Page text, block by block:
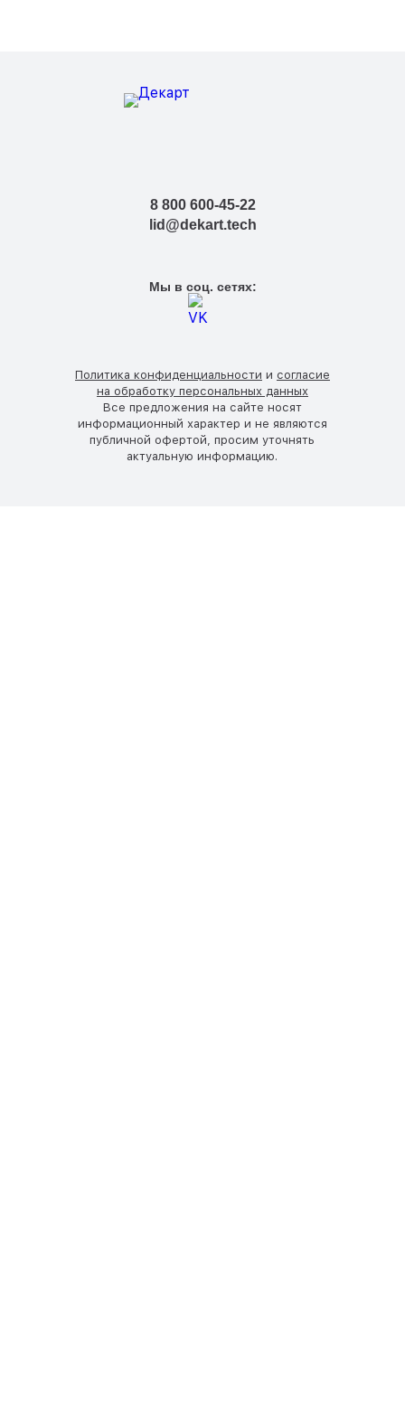
8 800 600-45-22
lid@dekart.tech
Мы в соц. сетях:
Все предложения на сайте носят
информационный характер и не являются
публичной офертой, просим уточнять
актуальную информацию.
Политика конфиденциальности и согласие
на обработку персональных данных